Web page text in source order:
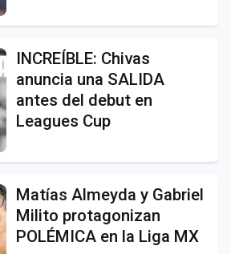
INCREÍBLE: Chivas
anuncia una SALIDA
antes del debut en
Leagues Cup
Matías Almeyda y Gabriel
Milito protagonizan
POLÉMICA en la Liga MX